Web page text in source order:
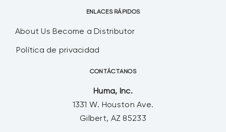
ENLACES RÁPIDOS
About Us Become a Distributor
Política de privacidad
CONTÁCTANOS
Huma, Inc.
1331 W. Houston Ave.
Gilbert, AZ 85233